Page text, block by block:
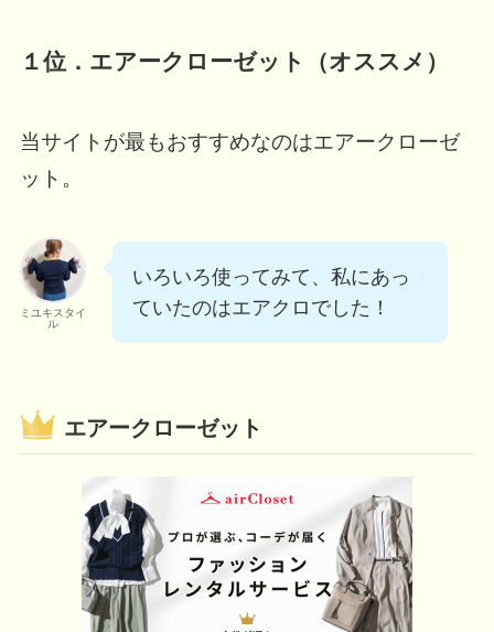
１位．エアークローゼット（オススメ）
当サイトが最もおすすめなのはエアークローゼ
ット。
ミユキスタイ
ル
いろいろ使ってみて、私にあっ
ていたのはエアクロでした！
エアークローゼット